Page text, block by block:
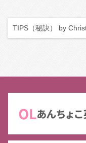
TIPS（秘訣） by